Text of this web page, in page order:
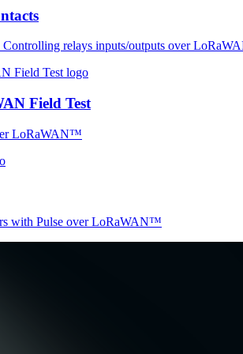
Controlling relays inputs/outputs over
Field Test
LoRaWAN™
with Pulse over LoRaWAN™